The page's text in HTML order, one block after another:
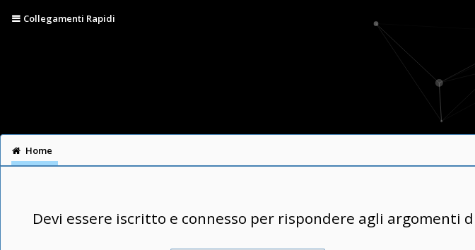
Collegamenti Rapidi
Home
Devi essere iscritto e connesso per rispondere agli argomenti